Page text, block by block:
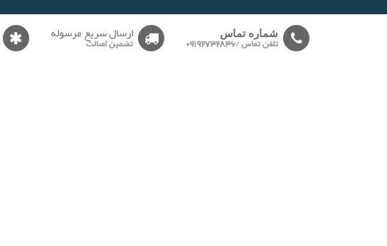
شماره تماس
تلفن تماس /09192732836
ارسال سریع مرسوله
تضمین اصالت